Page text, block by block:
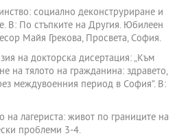
социално деконструриране и
В: По стъпките на Другия. Юбилеен
Майя Грекова, Просвета, София.
на докторска дисертация: „Към
на тялото на гражданина: здравето,
междувоенния период в София”. В:
на лагериста: живот по границите на
проблеми 3-4.